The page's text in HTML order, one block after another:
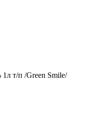
т/п /Green Smile/